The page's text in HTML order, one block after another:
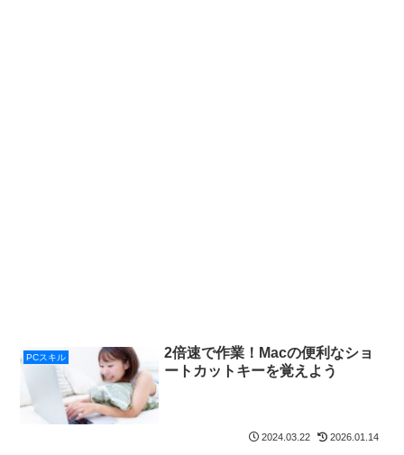
PCスキル
2倍速で作業！Macの便利なショ
ートカットキーを覚えよう
2024.03.22 2026.01.14